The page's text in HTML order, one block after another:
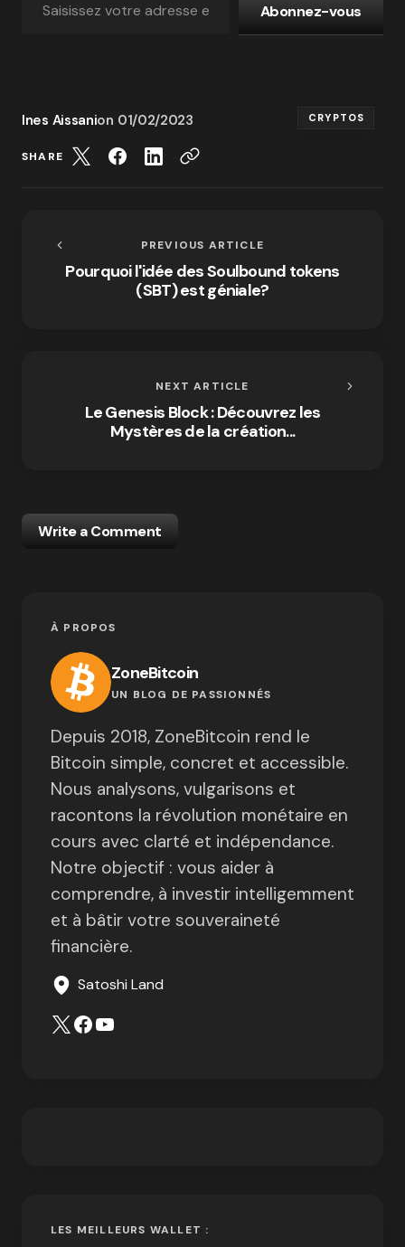
Abonnez-vous
Ines Aissanion 01/02/2023 CRYPTOS
SHARE
PREVIOUS ARTICLE
Pourquoi l'idée des Soulbound tokens
(SBT) est géniale?
NEXT ARTICLE
Le Genesis Block : Découvrez les
Mystères de la création...
Write a Comment
À PROPOS
ZoneBitcoin
UN BLOG DE PASSIONNÉS
Depuis 2018, ZoneBitcoin rend le
Bitcoin simple, concret et accessible.
Nous analysons, vulgarisons et
racontons la révolution monétaire en
cours avec clarté et indépendance.
Notre objectif : vous aider à
comprendre, à investir intelligemment
et à bâtir votre souveraineté
financière.
Satoshi Land
LES MEILLEURS WALLET :